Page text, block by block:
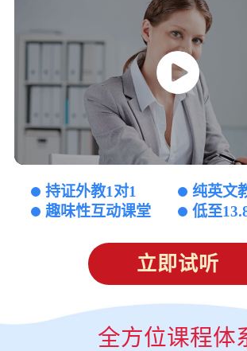
持证外教1对1
纯英文
趣味性互动课堂
低至
立即试听
全方位课程体